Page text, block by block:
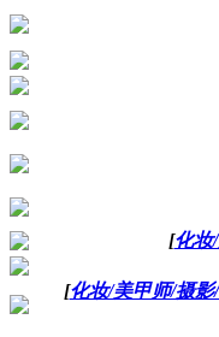
[化妆
[化妆/美甲师/摄影